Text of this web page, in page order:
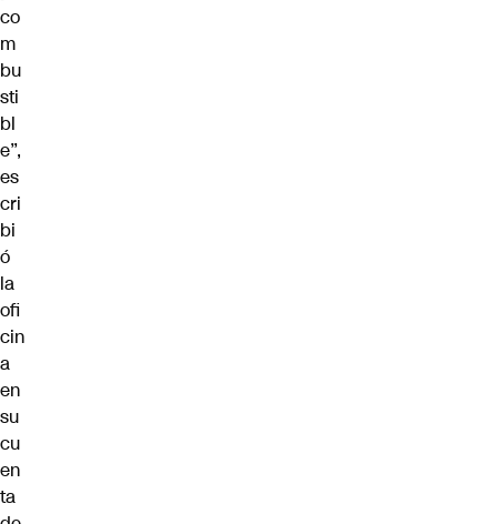
co
m
bu
sti
bl
e”,
es
cri
bi
ó
la
ofi
cin
a
en
su
cu
en
ta